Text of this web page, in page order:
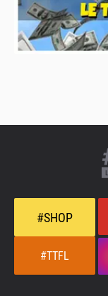
#SHOP
#TTFL